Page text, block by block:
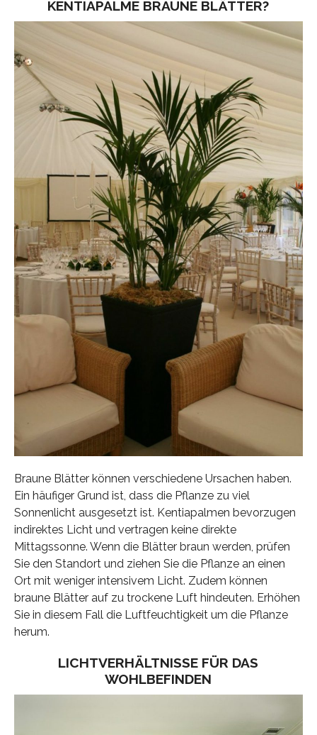
KENTIAPALME BRAUNE BLÄTTER?
Braune Blätter können verschiedene Ursachen haben.
Ein häufiger Grund ist, dass die Pflanze zu viel
Sonnenlicht ausgesetzt ist. Kentiapalmen bevorzugen
indirektes Licht und vertragen keine direkte
Mittagssonne. Wenn die Blätter braun werden, prüfen
Sie den Standort und ziehen Sie die Pflanze an einen
Ort mit weniger intensivem Licht. Zudem können
braune Blätter auf zu trockene Luft hindeuten. Erhöhen
Sie in diesem Fall die Luftfeuchtigkeit um die Pflanze
herum.
LICHTVERHÄLTNISSE FÜR DAS
WOHLBEFINDEN